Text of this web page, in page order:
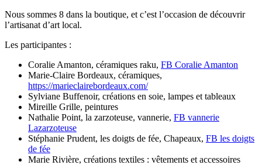
Nous sommes 8 dans la boutique, et c’est l’occasion de découvrir
l’artisanat d’art local.
Les participantes :
Coralie Amanton, céramiques raku, FB Coralie Amanton
Marie-Claire Bordeaux, céramiques,
https://marieclairebordeaux.com/
Sylviane Buffenoir, créations en soie, lampes et tableaux
Mireille Grille, peintures
Nathalie Point, la zarzoteuse, vannerie, FB vannerie
Lazarzoteuse
Stéphanie Prudent, les doigts de fée, Chapeaux, FB les doigts
de fée
Marie Rivière, créations textiles : vêtements et accessoires